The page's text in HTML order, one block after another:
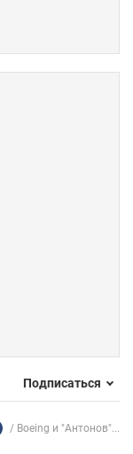
Подписаться
Boeing и "Антонов"...